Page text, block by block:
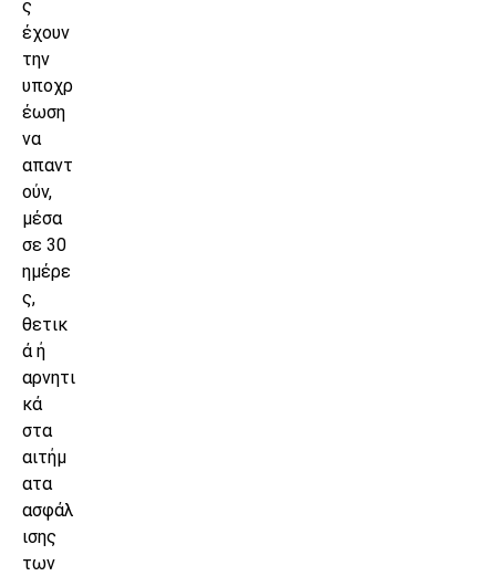
ς
έχουν
την
υποχρ
έωση
να
απαντ
ούν,
μέσα
σε 30
ημέρε
ς,
θετικ
ά ή
αρνητι
κά
στα
αιτήμ
ατα
ασφάλ
ισης
των